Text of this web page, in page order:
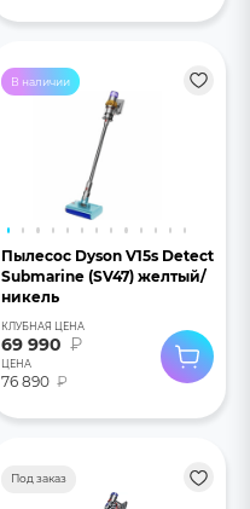
В наличии
Пылесос Dyson V15s Detect
Submarine (SV47) желтый/
никель
КЛУБНАЯ ЦЕНА
69 990 ₽
ЦЕНА
76 890 ₽
Под заказ